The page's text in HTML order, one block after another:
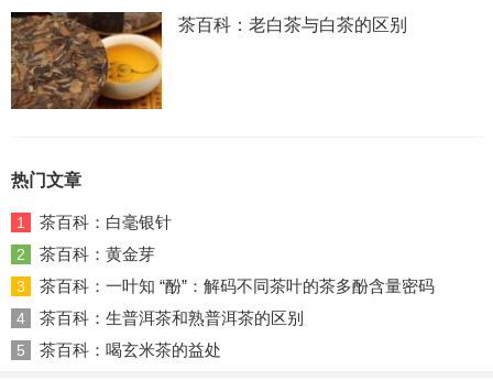
茶百科：老白茶与白茶的区别
热门文章
1 茶百科：白毫银针
2 茶百科：黄金芽
3 茶百科：一叶知 “酚”：解码不同茶叶的茶多酚含量密码
4 茶百科：生普洱茶和熟普洱茶的区别
5 茶百科：喝玄米茶的益处